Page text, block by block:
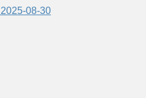
2025-08-30